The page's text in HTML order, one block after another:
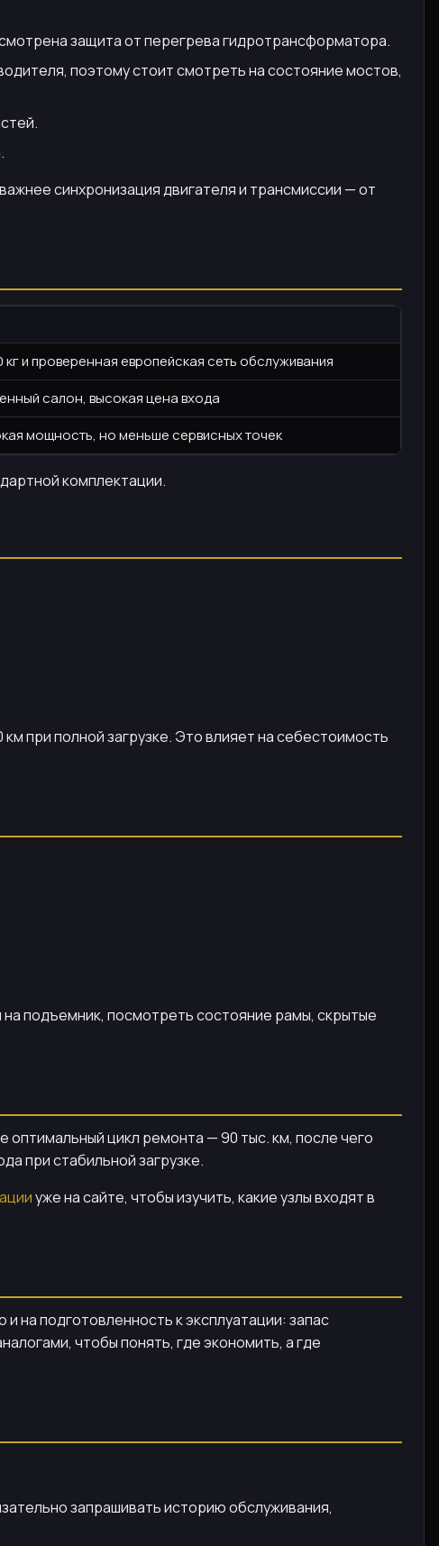
защита от перегрева гидротрансформатора.
поэтому стоит смотреть на состояние мостов,
синхронизация двигателя и трансмиссии — от
и проверенная европейская сеть обслуживания
салон, высокая цена входа
мощность, но меньше сервисных точек
комплектации.
при полной загрузке. Это влияет на себестоимость
подъемник, посмотреть состояние рамы, скрытые
оптимальный цикл ремонта — 90 тыс. км, после чего
при стабильной загрузке.
уже на сайте, чтобы изучить, какие узлы входят в
на подготовленность к эксплуатации: запас
чтобы понять, где экономить, а где
запрашивать историю обслуживания,